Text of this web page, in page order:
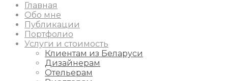
Главная
Обо мне
Публикации
Портфолио
Услуги и стоимость
Клиентам из Беларуси
Дизайнерам
Отельерам